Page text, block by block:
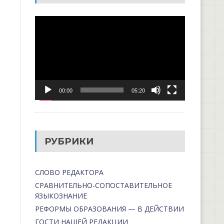
00:00 05:20
РУБРИКИ
СЛОВО РЕДАКТОРА
СРАВНИТЕЛЬНО-СОПОСТАВИТЕЛЬНОЕ
ЯЗЫКОЗНАНИЕ
РЕФОРМЫ ОБРАЗОВАНИЯ — В ДЕЙСТВИИ
ГОСТИ НАШЕЙ РЕДАКЦИИ